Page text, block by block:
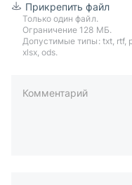
Прикрепить файл
Только один файл.
Ограничение 128 МБ.
Допустимые типы: txt, rtf,
xlsx, ods.
Комментарий
пример: 89511234567 или